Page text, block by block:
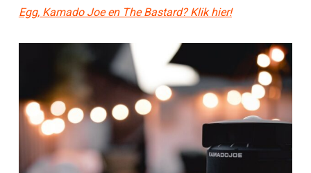
Egg, Kamado Joe en The Bastard? Klik hier!